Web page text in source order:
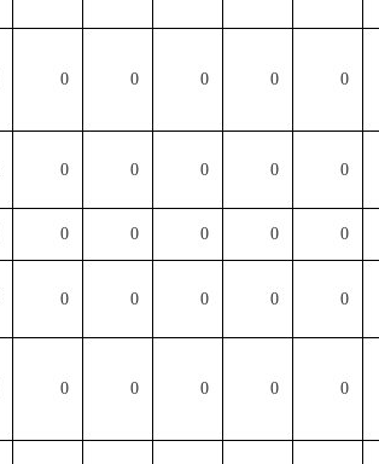
0 0 0 0 0
0 0 0 0 0
0 0 0 0 0
0 0 0 0 0
0 0 0 0 0